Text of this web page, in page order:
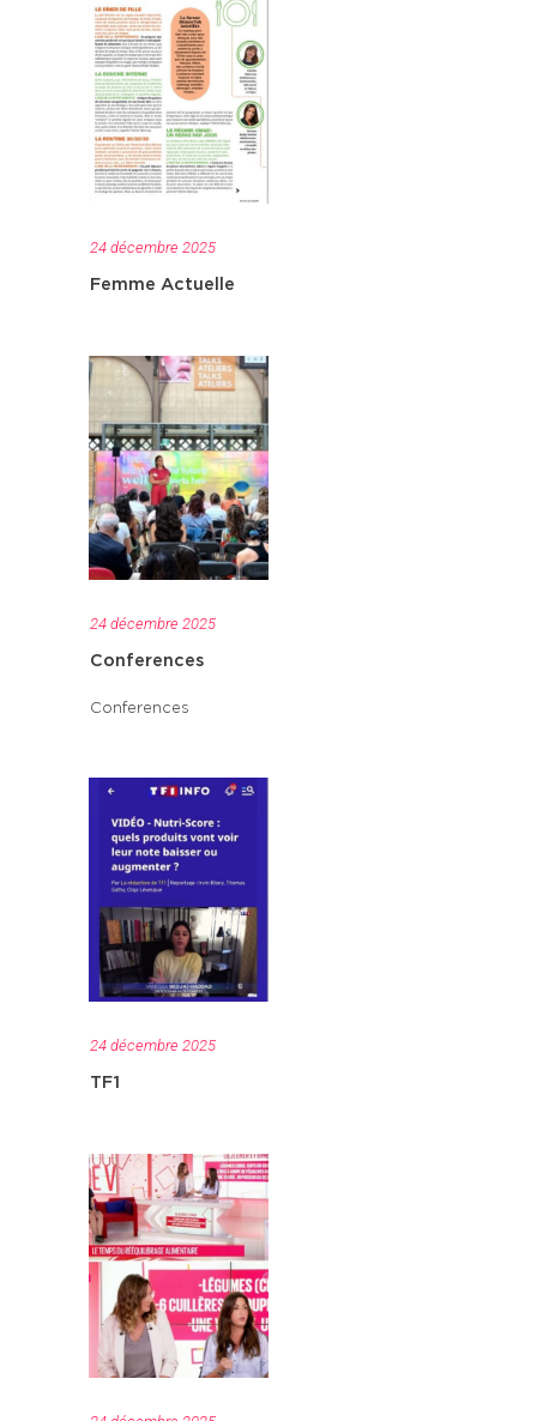
24 décembre 2025
Femme Actuelle
24 décembre 2025
Conferences
Conferences
24 décembre 2025
TF1